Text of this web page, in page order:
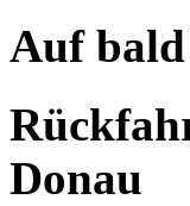
Auf
Donau